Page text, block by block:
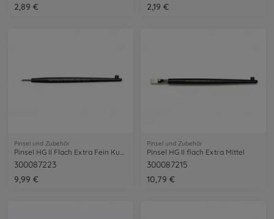
2,89 €
2,19 €
Pinsel und Zubehör
Pinsel HG II Flach Extra Fein Kunsthaar
300087223
9,99 €
Pinsel und Zubehör
Pinsel HG II flach Extra Mittel
300087215
10,79 €